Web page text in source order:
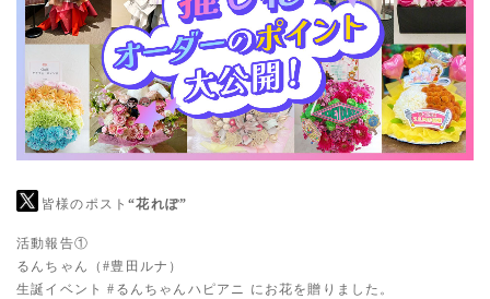
皆様のポスト“花れぽ”
活動報告①
るんちゃん（#豊田ルナ ）
生誕イベント#るんちゃんハピアニ にお花を贈りました。